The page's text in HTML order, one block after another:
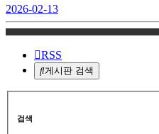
2026-02-13
RSS
게시판 검색
검색